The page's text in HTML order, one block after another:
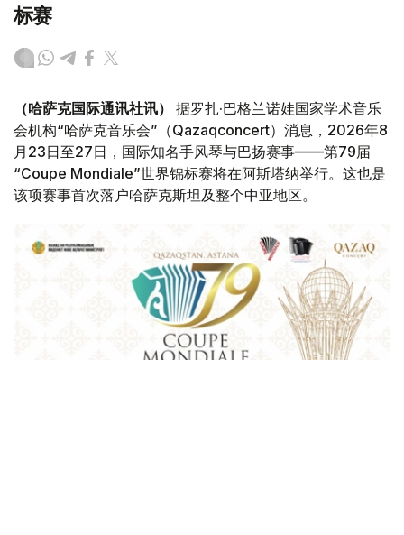
标赛
（哈萨克国际通讯社讯）
据罗扎·巴格兰诺娃国家学术音乐
会机构“哈萨克音乐会”（Qazaqconcert）消息，2026年8
月23日至27日，国际知名手风琴与巴扬赛事——第79届
“Coupe Mondiale”世界锦标赛将在阿斯塔纳举行。这也是
该项赛事首次落户哈萨克斯坦及整个中亚地区。